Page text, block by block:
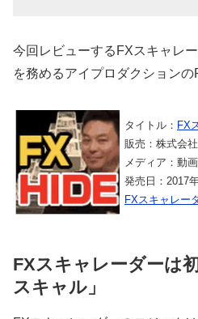
今回レビューするFXスキャレ
を務めるアイプロダクションの
タイトル： FX
販売：株式会
メディア：動
発売日：2017
FXスキャレー
FXスキャレーダーは
スキャル」